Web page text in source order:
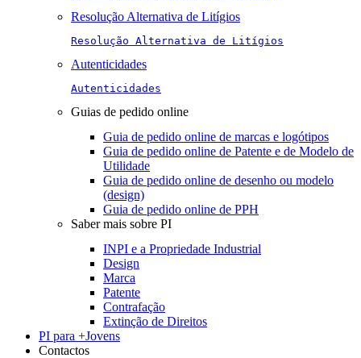
Resolução Alternativa de Litígios
Resolução Alternativa de Litígios
Autenticidades
Autenticidades
Guias de pedido online
Guia de pedido online de marcas e logótipos
Guia de pedido online de Patente e de Modelo de
Utilidade
Guia de pedido online de desenho ou modelo
(design)
Guia de pedido online de PPH
Saber mais sobre PI
INPI e a Propriedade Industrial
Design
Marca
Patente
Contrafação
Extinção de Direitos
PI para +Jovens
Contactos